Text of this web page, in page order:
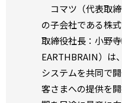
コマツ（代表取
の子会社である株
取締役社長：小野寺
EARTHBRAIN）は
システムを共同で
客さまへの提供を